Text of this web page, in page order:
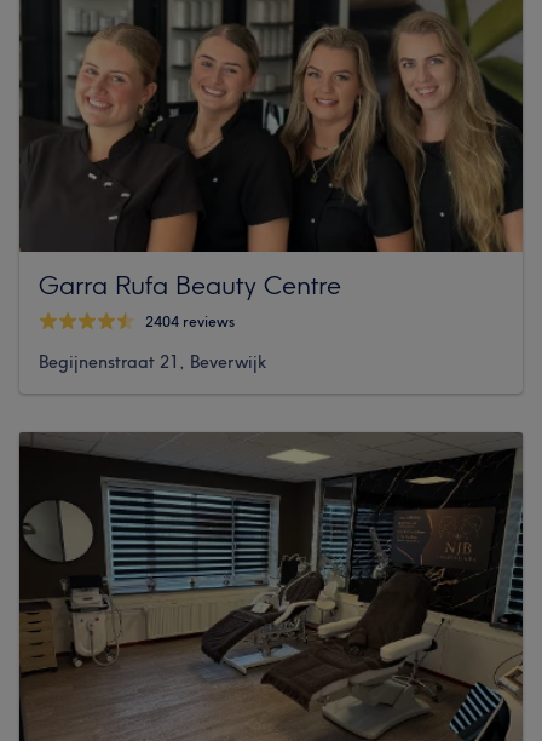
Garra Rufa Beauty Centre
2404 reviews
Begijnenstraat 21, Beverwijk